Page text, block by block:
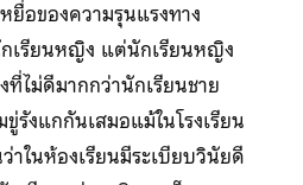
ยื่อของความรุนแรงทาง
กเรียนหญิง แต่นักเรียนหญิง
ไม่ดีมากกว่านักเรียนชาย
รังแกกันเสมอแม้ในโรงเรียน
าในห้องเรียนมีระเบียบวินัยดี